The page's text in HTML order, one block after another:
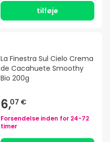
tilføje
La Finestra Sul Cielo Crema
de Cacahuete Smoothy
Bio 200g
6,07 €
Forsendelse inden for 24-72
timer